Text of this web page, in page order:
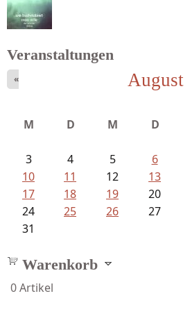
Sigune Schnabel und Philipp...
Veranstaltungen
August
«
M D M D
3
4 5 6
10
11 12 13
17
18 19 20
24
25 26 27
31
Warenkorb
0Artikel